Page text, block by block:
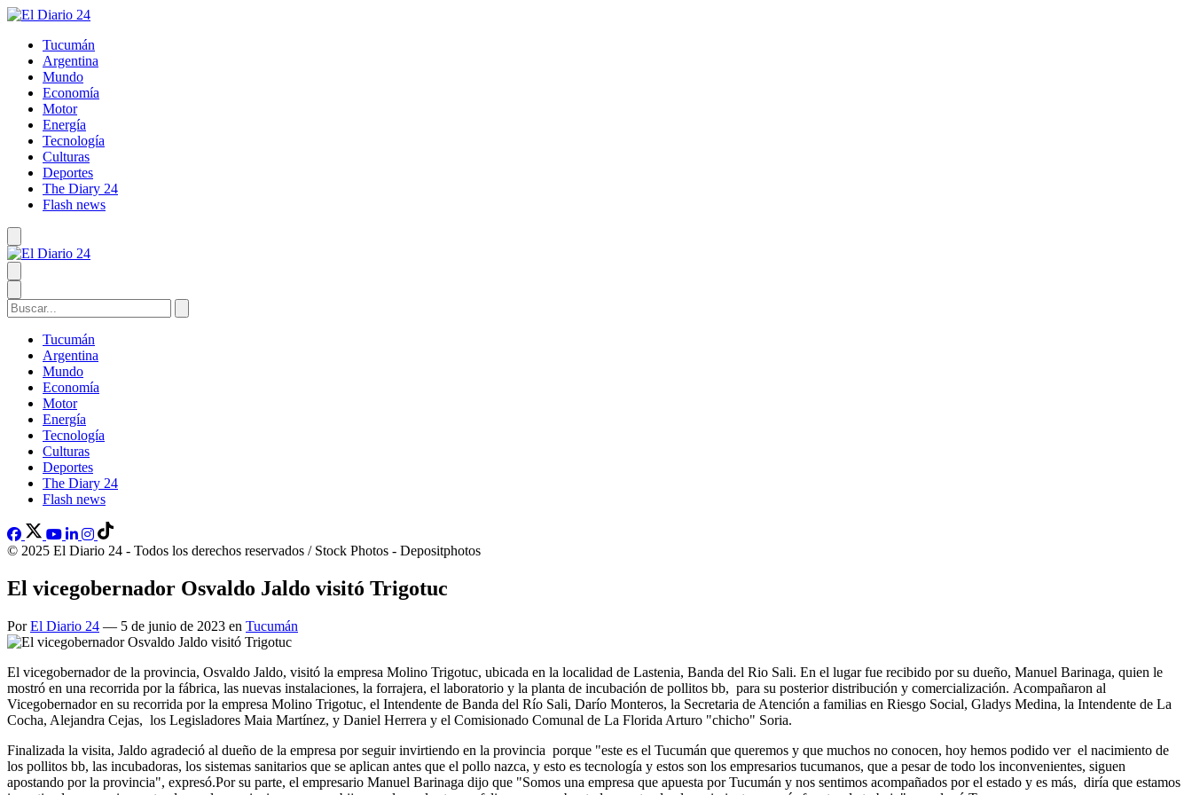
Tucumán
Argentina
Mundo
Economía
Motor
Energía
Tecnología
Culturas
Deportes
The Diary 24
Flash news
Tucumán
Argentina
Mundo
Economía
Motor
Energía
Tecnología
Culturas
Deportes
The Diary 24
Flash news
© 2025 El Diario 24 - Todos los derechos reservados / Stock Photos - Depositphotos
El vicegobernador Osvaldo Jaldo visitó Trigotuc
PorEl Diario 24 — 5 de junio de 2023 en Tucumán
El vicegobernador de la provincia, Osvaldo Jaldo, visitó la empresa Molino Trigotuc, ubicada en la localidad de Lastenia, Banda del Rio Sali. En el lugar fue recibido por su dueño, Manuel Barinaga, quien le
mostró en una recorrida por la fábrica, las nuevas instalaciones, la forrajera, el laboratorio y la planta de incubación de pollitos bb, para su posterior distribución y comercialización. Acompañaron al
Vicegobernador en su recorrida por la empresa Molino Trigotuc, el Intendente de Banda del Río Sali, Darío Monteros, la Secretaria de Atención a familias en Riesgo Social, Gladys Medina, la Intendente de La
Cocha, Alejandra Cejas, los Legisladores Maia Martínez, y Daniel Herrera y el Comisionado Comunal de La Florida Arturo "chicho" Soria.
Finalizada la visita, Jaldo agradeció al dueño de la empresa por seguir invirtiendo en la provincia porque "este es el Tucumán que queremos y que muchos no conocen, hoy hemos podido ver el nacimiento de
los pollitos bb, las incubadoras, los sistemas sanitarios que se aplican antes que el pollo nazca, y esto es tecnología y estos son los empresarios tucumanos, que a pesar de todo los inconvenientes, siguen
apostando por la provincia", expresó.Por su parte, el empresario Manuel Barinaga dijo que "Somos una empresa que apuesta por Tucumán y nos sentimos acompañados por el estado y es más, diría que estamos